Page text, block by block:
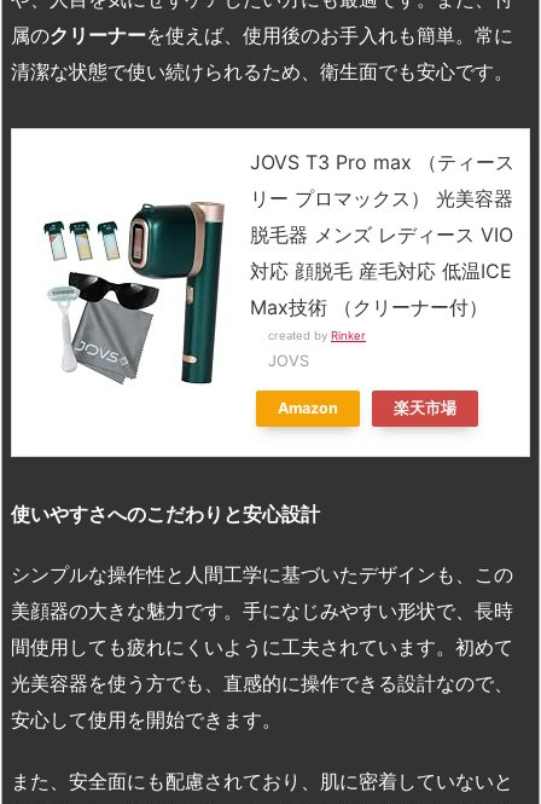
属のクリーナーを使えば、使用後のお手入れも簡単。常に
清潔な状態で使い続けられるため、衛生面でも安心です。
JOVS T3 Pro max （ティース
リー プロマックス） 光美容器
脱毛器 メンズ レディース VIO
対応 顔脱毛 産毛対応 低温ICE
Max技術 （クリーナー付）
created by Rinker
JOVS
Amazon 楽天市場
使いやすさへのこだわりと安心設計
シンプルな操作性と人間工学に基づいたデザインも、この
美顔器の大きな魅力です。手になじみやすい形状で、長時
間使用しても疲れにくいように工夫されています。初めて
光美容器を使う方でも、直感的に操作できる設計なので、
安心して使用を開始できます。
また、安全面にも配慮されており、肌に密着していないと